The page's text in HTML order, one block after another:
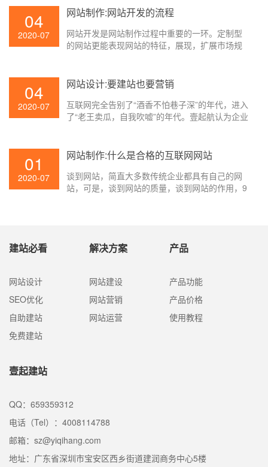
04
2020-07
网站制作:网站开发的流程
网站开发是网站制作过程中重要的一环。定制型
的网站更能表现网站的特征，展现，扩展市场规
简单介绍一下。
04
2020-07
网站设计:要建站也要营销
互联网完全告别了“酒香不怕巷子深”的年代，进入
了“老王卖瓜，自我吹嘘”的年代。壹起航认为企业
此道，年年都是网红年，假如用互联网思想界说
趣有才华的主播，许多互联网公司CEO都能够被
称为“网红”!
01
2020-07
网站制作:什么是合格的互联网网站
谈到网站，简直大多数传统企业都具有自己的网
站，可是，谈到网站的质量，谈到网站的作用，9
建站必看
网站设计
SEO优化
自助建站
免费建站
解决方案
网站建设
网站营销
网站运营
产品
产品功能
产品价格
使用教程
壹起建站
QQ：659359312
电话（Tel）：4008114788
邮箱：sz@yiqihang.com
地址：广东省深圳市宝安区西乡街道建润商务中心5楼